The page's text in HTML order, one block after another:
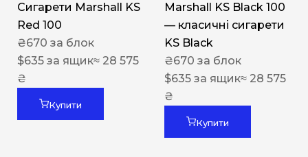
Сигарети Marshall KS
Red 100
₴670 за блок
$635 за ящик≈ 28 575
₴
Купити
Marshall KS Black 100
— класичні сигарети
KS Black
₴670 за блок
$635 за ящик≈ 28 575
₴
Купити